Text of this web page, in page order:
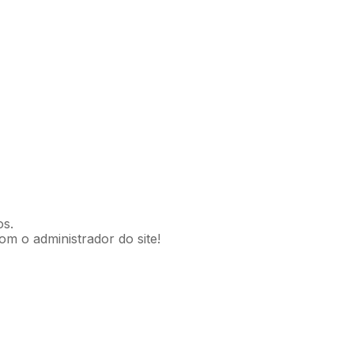
o administrador do site!